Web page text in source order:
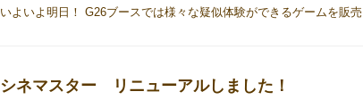
シネマスター リニューアルしました！